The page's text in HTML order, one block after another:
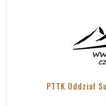
PTTK Oddział